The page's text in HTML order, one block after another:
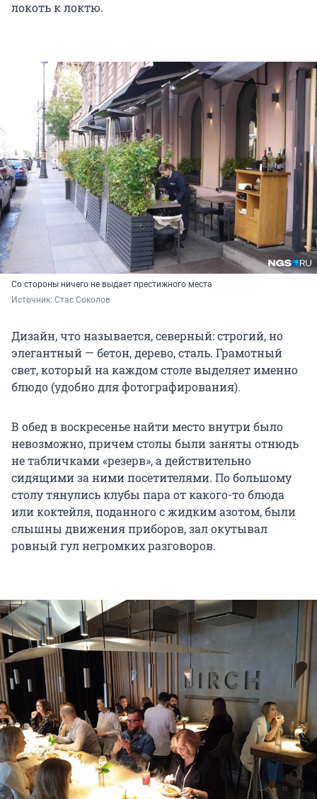
локоть к локтю.
Со стороны ничего не выдает престижного места
Источник: Стас Соколов
Дизайн, что называется, северный: строгий, но
элегантный — бетон, дерево, сталь. Грамотный
свет, который на каждом столе выделяет именно
блюдо (удобно для фотографирования).
В обед в воскресенье найти место внутри было
невозможно, причем столы были заняты отнюдь
не табличками «резерв», а действительно
сидящими за ними посетителями. По большому
столу тянулись клубы пара от какого-то блюда
или коктейля, поданного с жидким азотом, были
слышны движения приборов, зал окутывал
ровный гул негромких разговоров.